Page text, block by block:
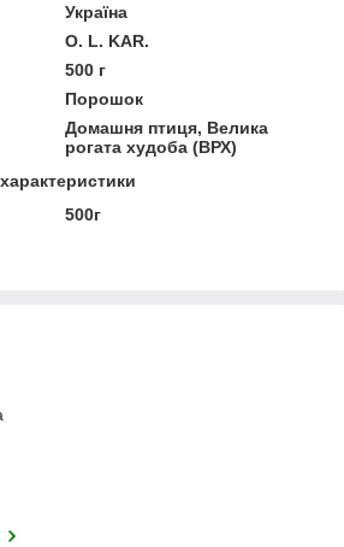
Україна
O. L. KAR.
500 г
Порошок
Домашня птиця, Велика
рогата худоба (ВРХ)
500г